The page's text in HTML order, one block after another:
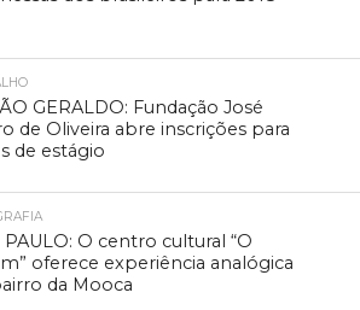
GERALDO: Fundação José
de Oliveira abre inscrições para
de estágio
PAULO: O centro cultural “O
oferece experiência analógica
da Mooca